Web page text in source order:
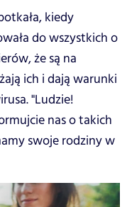
kiedy
do wszystkich o
że są na
ich i dają warunki
"Ludzie!
nas o takich
swoje rodziny w